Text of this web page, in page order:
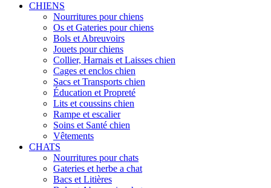
CHIENS
Nourritures pour chiens
Os et Gateries pour chiens
Bols et Abreuvoirs
Jouets pour chiens
Collier, Harnais et Laisses chien
Cages et enclos chien
Sacs et Transports chien
Éducation et Propreté
Lits et coussins chien
Rampe et escalier
Soins et Santé chien
Vêtements
CHATS
Nourritures pour chats
Gateries et herbe a chat
Bacs et Litières